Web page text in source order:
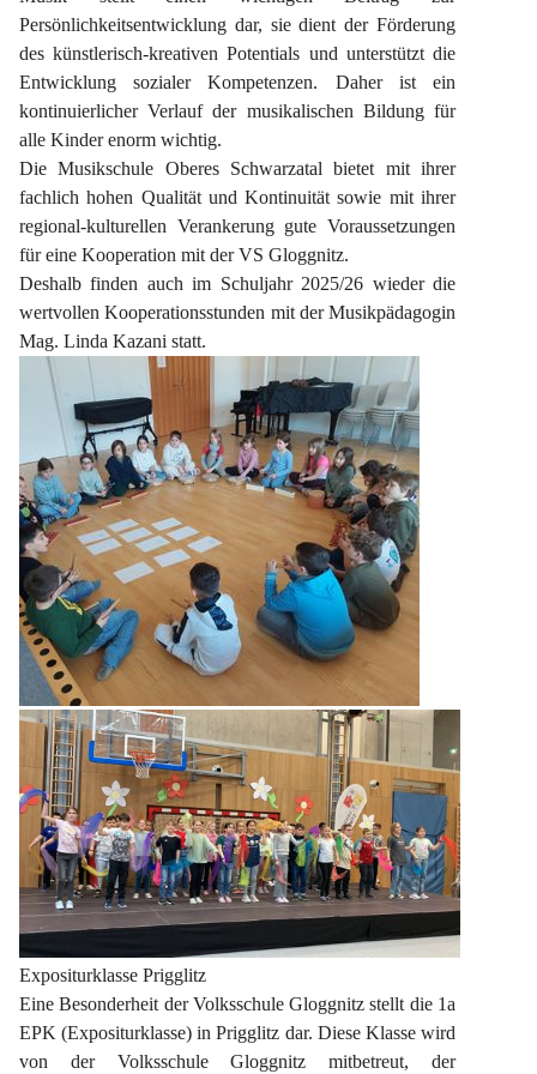
Persönlichkeitsentwicklung dar, sie dient der Förderung
des künstlerisch-kreativen Potentials und unterstützt die
Entwicklung sozialer Kompetenzen. Daher ist ein
kontinuierlicher Verlauf der musikalischen Bildung für
alle Kinder enorm wichtig.
Die Musikschule Oberes Schwarzatal bietet mit ihrer
fachlich hohen Qualität und Kontinuität sowie mit ihrer
regional-kulturellen Verankerung gute Voraussetzungen
für eine Kooperation mit der VS Gloggnitz.
Deshalb finden auch im Schuljahr 2025/26 wieder die
wertvollen Kooperationsstunden mit der Musikpädagogin
Mag. Linda Kazani statt.
Expositurklasse Prigglitz
Eine Besonderheit der Volksschule Gloggnitz stellt die 1a
EPK (Expositurklasse) in Prigglitz dar. Diese Klasse wird
von der Volksschule Gloggnitz mitbetreut, der